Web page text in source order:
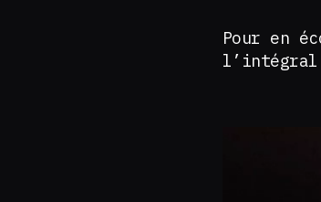
Pour en
l’intégral